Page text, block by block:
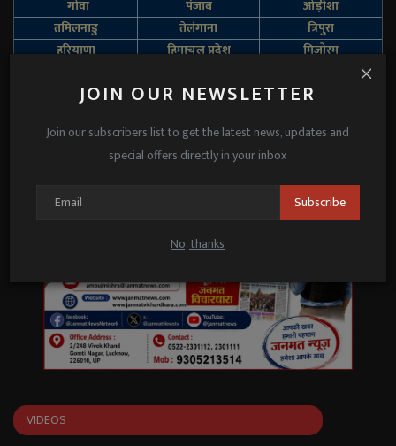
JOIN OUR NEWSLETTER
Join our subscribers list to get the latest news, updates and
special offers directly in your inbox
Subscribe
No, thanks
गोवा
पंजाब
ओड़ीशा
तमिलनाडु
तेलंगाना
त्रिपुरा
हरियाणा
हिमाचल प्रदेश
मिज़ोरम
ADS
VIDEOS